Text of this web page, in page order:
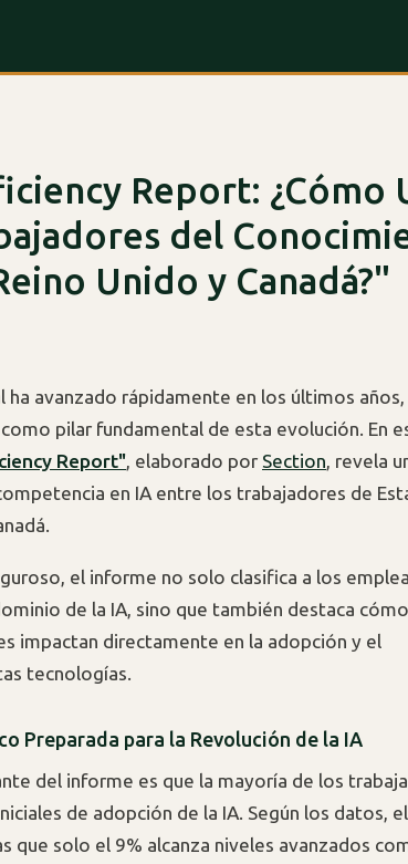
Report: ¿Cómo
del
Unido y Canadá?"
avanzado rápidamente en los últimos años,
pilar fundamental de esta evolución. En
Report" , elaborado por Section , revela
en IA entre los trabajadores de
el informe no solo clasifica a los
de la IA, sino que también destaca
impactan directamente en la adopción y el
tecnologías.
Preparada para la Revolución de la IA
del informe es que la mayoría de los
de adopción de la IA. Según los datos,
que solo el 9% alcanza niveles avanzados